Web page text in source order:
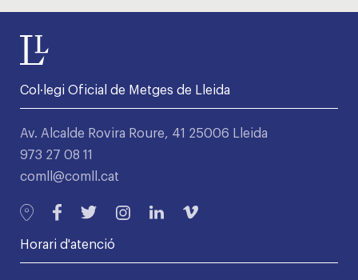
Col·legi Oficial de Metges de Lleida
Av. Alcalde Rovira Roure, 41 25006 Lleida
973 27 08 11
comll@comll.cat
Horari d'atenció